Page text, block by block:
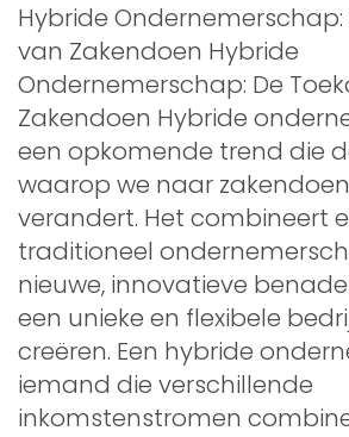
Hybride Ondernemerschap:
van Zakendoen Hybride
Ondernemerschap: De
Zakendoen Hybride
een opkomende trend die
waarop we naar
verandert. Het combineert
traditioneel
nieuwe, innovatieve
een unieke en flexibele
creëren. Een hybride
iemand die verschillende
inkomstenstromen